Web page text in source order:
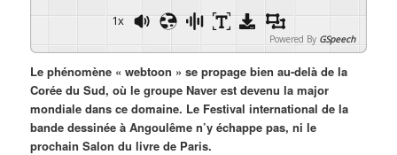
1x
Powered By GSpeech
Le phénomène « webtoon » se propage bien au-delà de la
Corée du Sud, où le groupe Naver est devenu la major
mondiale dans ce domaine. Le Festival international de la
bande dessinée à Angoulême n’y échappe pas, ni le
prochain Salon du livre de Paris.